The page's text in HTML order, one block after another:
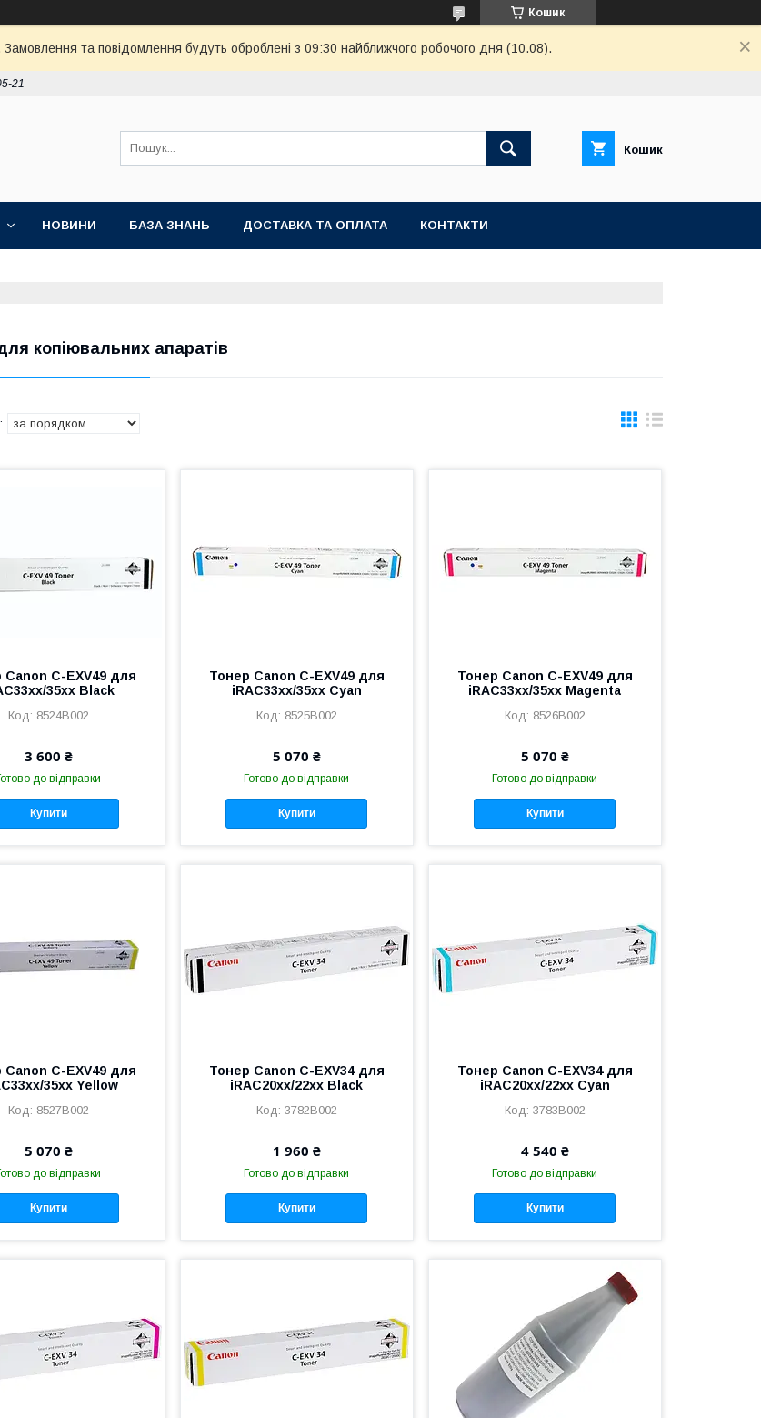
Кошик
Замовлення та повідомлення будуть оброблені з 09:30 найближчого робочого дня (10.08).
21
Кошик
НОВИНИ БАЗА ЗНАНЬ ДОСТАВКА ТА ОПЛАТА КОНТАКТИ
копіювальних апаратів
Canon C-EXV49 для
35xx Black
8524B002
3 600 ₴
до відправки
Купити
Тонер Canon C-EXV49 для
iRAC33xx/35xx Cyan
8525B002
5 070 ₴
Готово до відправки
Купити
Тонер Canon C-EXV49 для
iRAC33xx/35xx Magenta
8526B002
5 070 ₴
Готово до відправки
Купити
Canon C-EXV49 для
35xx Yellow
8527B002
5 070 ₴
до відправки
Купити
Тонер Canon C-EXV34 для
iRAC20xx/22xx Black
3782B002
1 960 ₴
Готово до відправки
Купити
Тонер Canon C-EXV34 для
iRAC20xx/22xx Cyan
3783B002
4 540 ₴
Готово до відправки
Купити